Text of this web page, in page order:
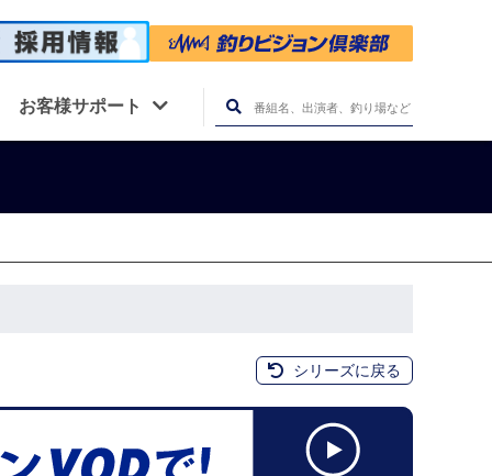
お客様サポート
シリーズに戻る